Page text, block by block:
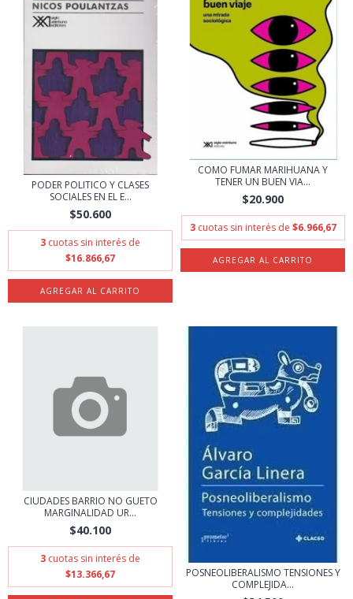
PODER POLITICO Y CLASES
SOCIALES EN EL E...
$50.600
3 cuotas sin interés de
$16.866,67
COMO FUMAR MARIHUANA Y
TENER UN BUEN VIA...
$20.900
3 cuotas sin interés de $6.966,67
CIUDADES BARRIO NO GUETO
MARGINALIDAD UR...
$40.100
3 cuotas sin interés de
$13.366,67
POSNEOLIBERALISMO TENSIONES Y
COMPLEJIDA...